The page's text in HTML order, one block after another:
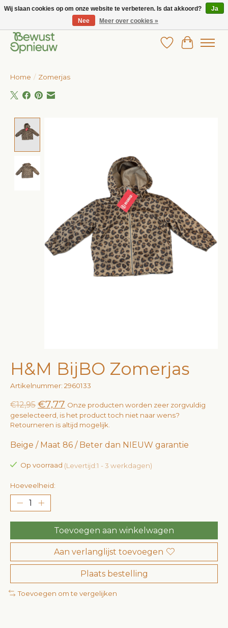
Wij bieden het grootste aanbod in betaalbare kinderkleding!
Verlanglijst
Home / Zomerjas
H&M BijBO Zomerjas
Artikelnummer: 2960133
€12,95 €7,77 Onze producten worden zeer zorgvuldig
geselecteerd, is het product toch niet naar wens?
Retourneren is altijd mogelijk.
Beige / Maat 86 / Beter dan NIEUW garantie
Op voorraad (Levertijd:1 - 3 werkdagen)
Hoeveelheid:
Toevoegen aan winkelwagen
Aan verlanglijst toevoegen
Plaats bestelling
Toevoegen om te vergelijken
Wij slaan cookies op om onze website te verbeteren. Is dat akkoord?
Ja
Nee
Meer over cookies »